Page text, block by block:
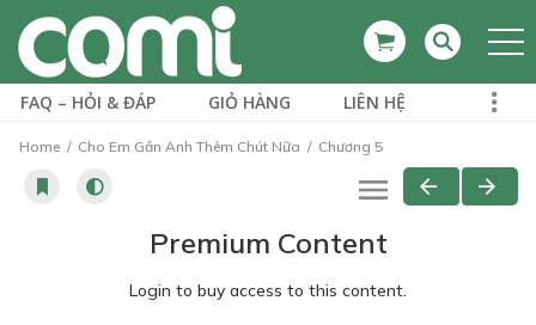
FAQ – HỎI & ĐÁP GIỎ HÀNG LIÊN HỆ
Home Cho Em Gần Anh Thêm Chút Nữa Chương 5
Premium Content
Login to buy access to this content.